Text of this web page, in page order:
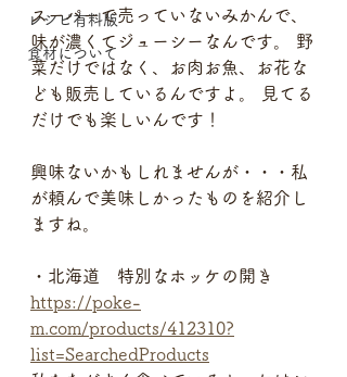
レシピ有料版
食材について
スーパーで売っていないみかんで、
味が濃くてジューシーなんです。 野
菜だけではなく、お肉お魚、お花な
ども販売しているんですよ。 見てる
だけでも楽しいんです！
興味ないかもしれませんが・・・私
が頼んで美味しかったものを紹介し
ますね。
・北海道　特別なホッケの開き
https://poke-
m.com/products/412310?
list=SearchedProducts